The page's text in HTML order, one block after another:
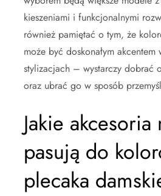
kieszeniami i funkcjonalnymi
również pamiętać o tym, że
może być doskonałym
stylizacjach – wystarczy dobrać
oraz ubrać go w sposób
Jakie
pasują do
plecaka